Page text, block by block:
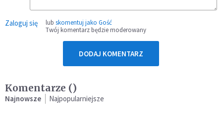
Zaloguj się lub skomentuj jako Gość
Twój komentarz będzie moderowany
DODAJ KOMENTARZ
Komentarze ()
Najnowsze Najpopularniejsze